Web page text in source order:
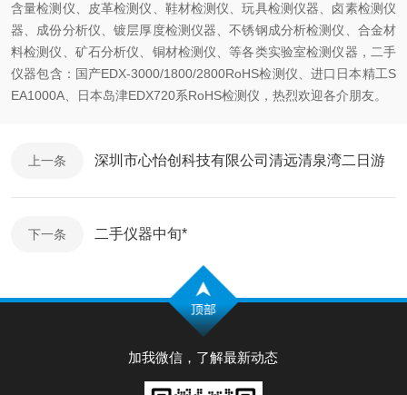
含量检测仪、皮革检测仪、鞋材检测仪、玩具检测仪器、卤素检测仪
器、成份分析仪、镀层厚度检测仪器、不锈钢成分析检测仪、合金材
料检测仪、矿石分析仪、铜材检测仪、等各类实验室检测仪器，二手
仪器包含：国产EDX-3000/1800/2800RoHS检测仪、进口日本精工S
EA1000A、日本岛津EDX720系RoHS检测仪，热烈欢迎各介朋友。
上一条 深圳市心怡创科技有限公司清远清泉湾二日游
下一条 二手仪器中旬*
加我微信，了解最新动态